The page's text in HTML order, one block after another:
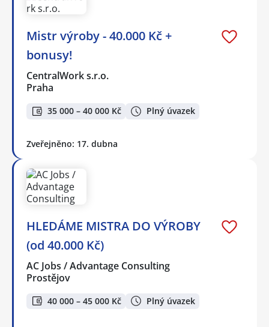
Mistr výroby - 40.000 Kč +
bonusy!
CentralWork s.r.o.
Praha
35 000 – 40 000 Kč Plný úvazek
Zveřejněno: 17. dubna
HLEDÁME MISTRA DO VÝROBY
(od 40.000 Kč)
AC Jobs / Advantage Consulting
Prostějov
40 000 – 45 000 Kč Plný úvazek